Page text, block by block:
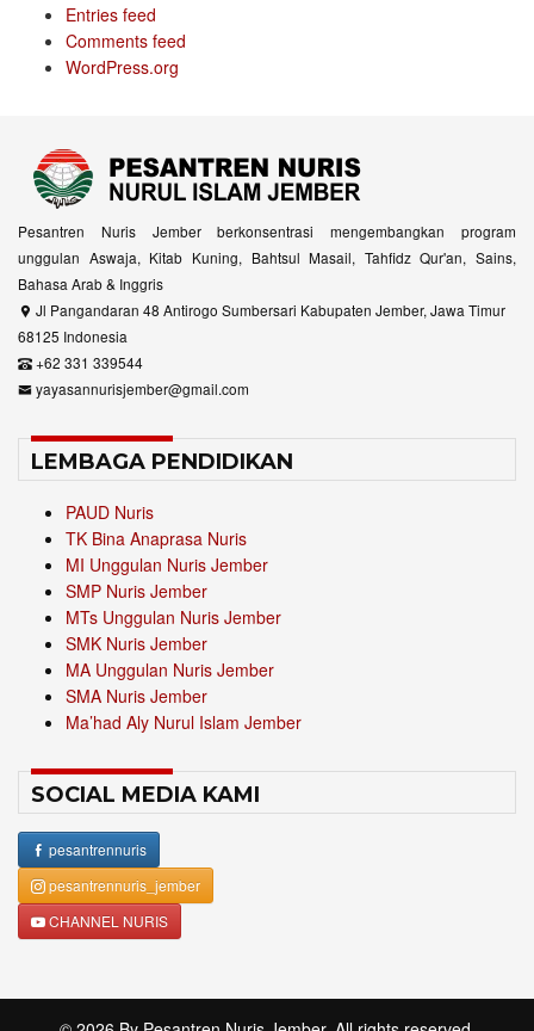
Entries feed
Comments feed
WordPress.org
Pesantren Nuris Jember berkonsentrasi mengembangkan program
unggulan Aswaja, Kitab Kuning, Bahtsul Masail, Tahfidz Qur'an, Sains,
Bahasa Arab & Inggris
Jl Pangandaran 48 Antirogo Sumbersari Kabupaten Jember, Jawa Timur
68125 Indonesia
+62 331 339544
yayasannurisjember@gmail.com
LEMBAGA PENDIDIKAN
PAUD Nuris
TK Bina Anaprasa Nuris
MI Unggulan Nuris Jember
SMP Nuris Jember
MTs Unggulan Nuris Jember
SMK Nuris Jember
MA Unggulan Nuris Jember
SMA Nuris Jember
Ma’had Aly Nurul Islam Jember
SOCIAL MEDIA KAMI
pesantrennuris
pesantrennuris_jember
CHANNEL NURIS